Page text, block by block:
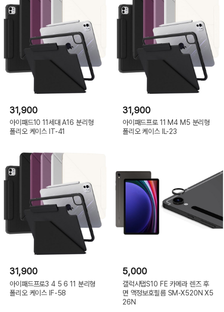
31,900
아이패드10 11세대 A16 분리형
폴리오 케이스 IT-41
31,900
아이패드프로 11 M4 M5 분리형
폴리오 케이스 IL-23
31,900
아이패드프로3 4 5 6 11 분리형
폴리오 케이스 IF-58
5,000
갤럭시탭S10 FE 카메라 렌즈 후
면 액정보호필름 SM-X520N X5
26N